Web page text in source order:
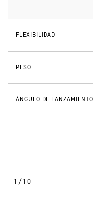
FLEXIBILIDAD
PESO
ÁNGULO DE LANZAMIENTO
1/10